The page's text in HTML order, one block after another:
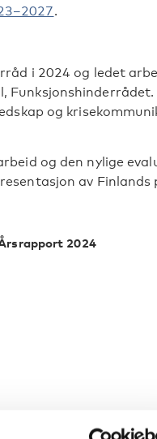
.
i 2024 og ledet
og
og den nylige
av
2024